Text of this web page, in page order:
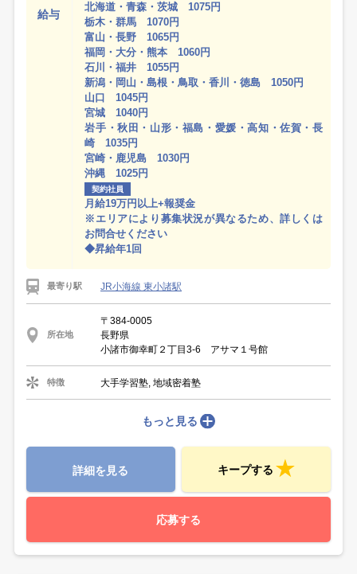
給与
北海道・青森・茨城 1075円
栃木・群馬 1070円
富山・長野 1065円
福岡・大分・熊本 1060円
石川・福井 1055円
新潟・岡山・島根・鳥取・香川・徳島 1050円
山口 1045円
宮城 1040円
岩手・秋田・山形・福島・愛媛・高知・佐賀・長
崎 1035円
宮崎・鹿児島 1030円
沖縄 1025円
契約社員
月給19万円以上+報奨金
※エリアにより募集状況が異なるため、詳しくは
お問合せください
◆昇給年1回
最寄り駅 JR小海線 東小諸駅
所在地
〒384-0005
長野県
小諸市御幸町２丁目3-6 アサマ１号館
特徴 大手学習塾, 地域密着塾
もっと見る
詳細を見る キープする
応募する